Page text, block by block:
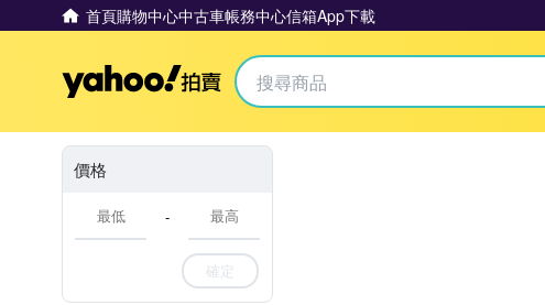
首頁購物中心中古車帳務中心信箱App下載
Yahoo拍賣
價格
-
確定